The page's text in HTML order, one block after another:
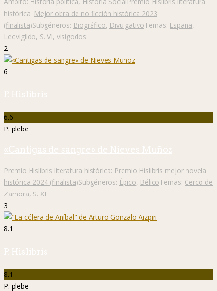
histórica: Mejor obra de no ficción histórica 2023
(finalista)Subgéneros: Biográfico, DivulgativoTemas: España,
Leovigildo, S. VI, visigodos
2
6
P. Hislibris
6.6
P. plebe
«Cantigas de sangre» de Nieves Muñoz
Premio Hislibris literatura histórica: Premio Hislibris mejor novela
histórica 2024 (finalista)Subgéneros: Épico, BélicoTemas: Cerco de
Zamora, S. XI
3
8.1
P. Hislibris
8.1
P. plebe